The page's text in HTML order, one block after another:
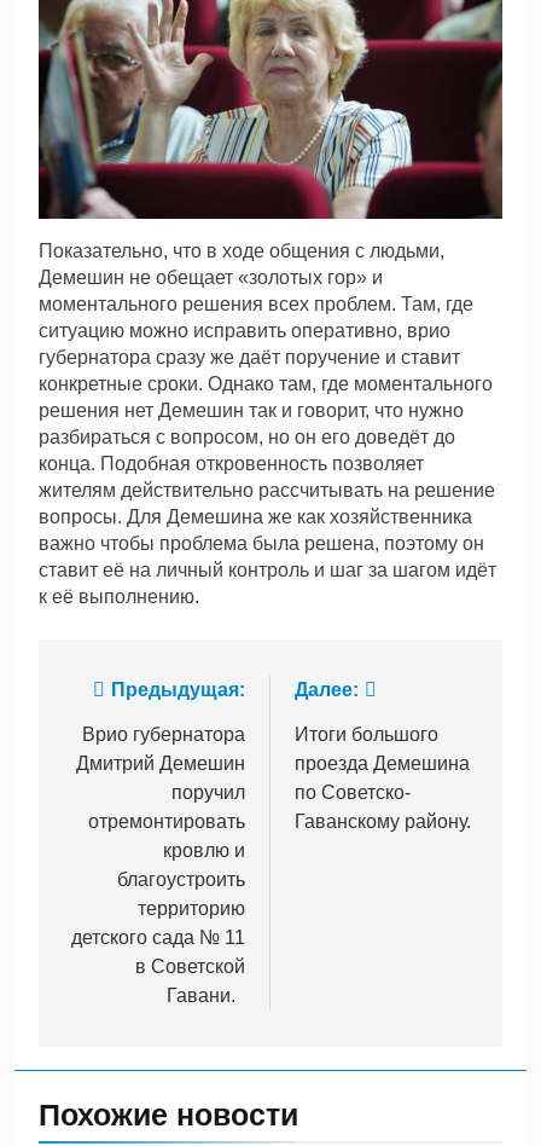
Показательно, что в ходе общения с людьми,
Демешин не обещает «золотых гор» и
моментального решения всех проблем. Там, где
ситуацию можно исправить оперативно, врио
губернатора сразу же даёт поручение и ставит
конкретные сроки. Однако там, где моментального
решения нет Демешин так и говорит, что нужно
разбираться с вопросом, но он его доведёт до
конца. Подобная откровенность позволяет
жителям действительно рассчитывать на решение
вопросы. Для Демешина же как хозяйственника
важно чтобы проблема была решена, поэтому он
ставит её на личный контроль и шаг за шагом идёт
к её выполнению.
Навигация
по
записям
Предыдущая:
Врио губернатора
Дмитрий Демешин
поручил
отремонтировать
кровлю и
благоустроить
территорию
детского сада № 11
в Советской
Гавани.
Далее:
Итоги большого
проезда Демешина
по Советско-
Гаванскому району.
Похожие новости